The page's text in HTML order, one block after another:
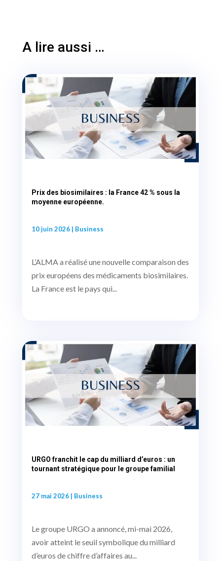
A lire aussi …
Prix des biosimilaires : la France 42 % sous la
moyenne européenne.
10 juin 2026| Business
L’ALMA a réalisé une nouvelle comparaison des
prix européens des médicaments biosimilaires.
La France est le pays qui...
URGO franchit le cap du milliard d’euros : un
tournant stratégique pour le groupe familial
27 mai 2026| Business
Le groupe URGO a annoncé, mi-mai 2026,
avoir atteint le seuil symbolique du milliard
d’euros de chiffre d’affaires au...